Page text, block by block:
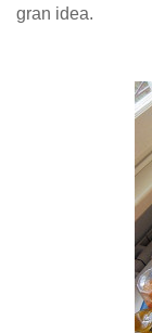
gran idea.